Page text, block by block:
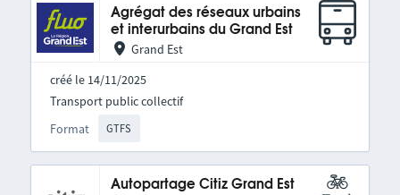
Agrégat des réseaux urbains
et interurbains du Grand Est
Grand Est
créé le 14/11/2025
Format GTFS
Transport public collectif
Autopartage Citiz Grand Est